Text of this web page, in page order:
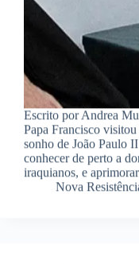
Escrito por Andrea
Papa Francisco
sonho de João Paulo
conhecer de perto a
iraquianos, e
Nova